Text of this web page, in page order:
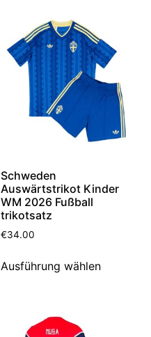
Schweden
Auswärtstrikot Kinder
WM 2026 Fußball
trikotsatz
€34.00
Ausführung wählen